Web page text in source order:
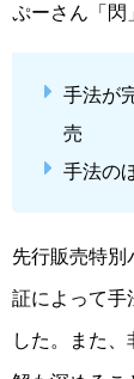
ぷーさん「
手法が
売
手法の
先行販売特別
証によって手
した。また